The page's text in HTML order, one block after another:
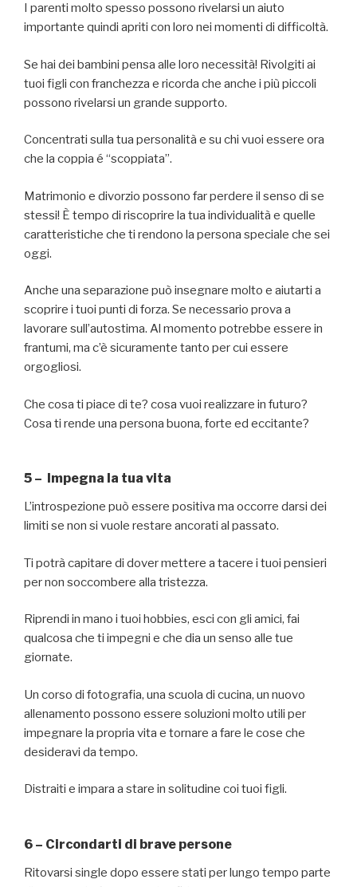
I parenti molto spesso possono rivelarsi un aiuto
importante quindi apriti con loro nei momenti di difficoltà.
Se hai dei bambini pensa alle loro necessità! Rivolgiti ai
tuoi figli con franchezza e ricorda che anche i più piccoli
possono rivelarsi un grande supporto.
Concentrati sulla tua personalità e su chi vuoi essere ora
che la coppia é “scoppiata”.
Matrimonio e divorzio possono far perdere il senso di se
stessi! È tempo di riscoprire la tua individualità e quelle
caratteristiche che ti rendono la persona speciale che sei
oggi.
Anche una separazione può insegnare molto e aiutarti a
scoprire i tuoi punti di forza. Se necessario prova a
lavorare sull’autostima. Al momento potrebbe essere in
frantumi, ma c’è sicuramente tanto per cui essere
orgogliosi.
Che cosa ti piace di te? cosa vuoi realizzare in futuro?
Cosa ti rende una persona buona, forte ed eccitante?
5 – Impegna la tua vita
L’introspezione può essere positiva ma occorre darsi dei
limiti se non si vuole restare ancorati al passato.
Ti potrà capitare di dover mettere a tacere i tuoi pensieri
per non soccombere alla tristezza.
Riprendi in mano i tuoi hobbies, esci con gli amici, fai
qualcosa che ti impegni e che dia un senso alle tue
giornate.
Un corso di fotografia, una scuola di cucina, un nuovo
allenamento possono essere soluzioni molto utili per
impegnare la propria vita e tornare a fare le cose che
desideravi da tempo.
Distraiti e impara a stare in solitudine coi tuoi figli.
6 – Circondarti di brave persone
Ritovarsi single dopo essere stati per lungo tempo parte